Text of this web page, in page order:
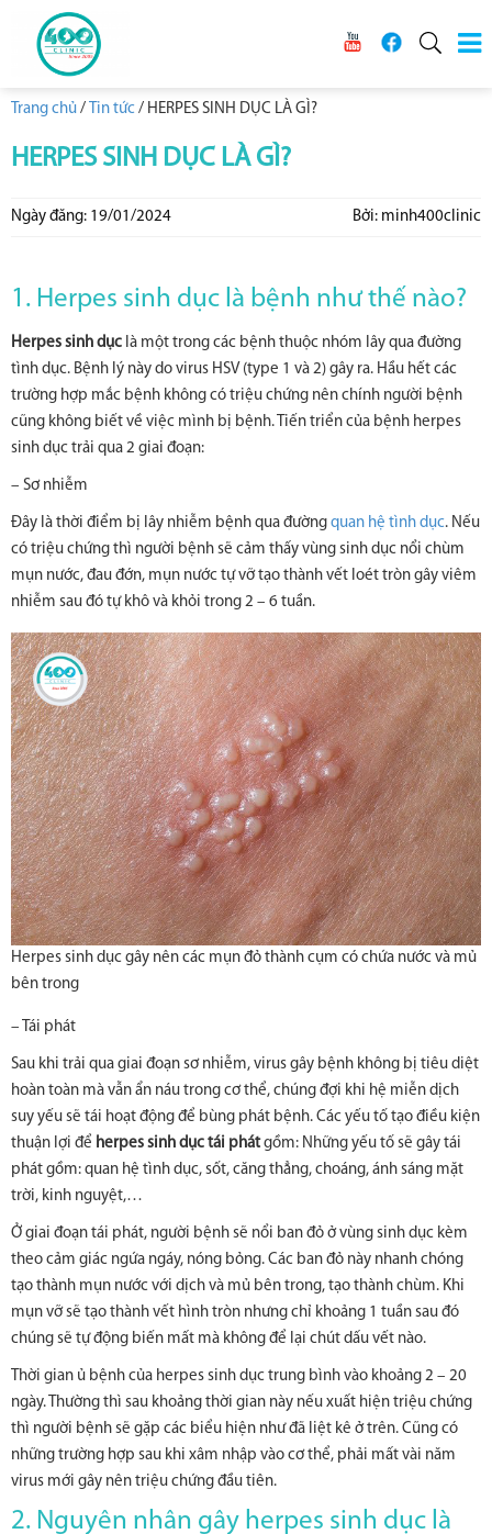
Trang chủ / Tin tức / HERPES SINH DỤC LÀ GÌ?
HERPES SINH DỤC LÀ GÌ?
Ngày đăng: 19/01/2024 Bởi: minh400clinic
1. Herpes sinh dục là bệnh như thế nào?
Herpes sinh dục là một trong các bệnh thuộc nhóm lây qua đường
tình dục. Bệnh lý này do virus HSV (type 1 và 2) gây ra. Hầu hết các
trường hợp mắc bệnh không có triệu chứng nên chính người bệnh
cũng không biết về việc mình bị bệnh. Tiến triển của bệnh herpes
sinh dục trải qua 2 giai đoạn:
– Sơ nhiễm
Đây là thời điểm bị lây nhiễm bệnh qua đường quan hệ tình dục. Nếu
có triệu chứng thì người bệnh sẽ cảm thấy vùng sinh dục nổi chùm
mụn nước, đau đớn, mụn nước tự vỡ tạo thành vết loét tròn gây viêm
nhiễm sau đó tự khô và khỏi trong 2 – 6 tuần.
Herpes sinh dục gây nên các mụn đỏ thành cụm có chứa nước và mủ
bên trong
– Tái phát
Sau khi trải qua giai đoạn sơ nhiễm, virus gây bệnh không bị tiêu diệt
hoàn toàn mà vẫn ẩn náu trong cơ thể, chúng đợi khi hệ miễn dịch
suy yếu sẽ tái hoạt động để bùng phát bệnh. Các yếu tố tạo điều kiện
thuận lợi để herpes sinh dục tái phátgồm: Những yếu tố sẽ gây tái
phát gồm: quan hệ tình dục, sốt, căng thẳng, choáng, ánh sáng mặt
trời, kinh nguyệt,…
Ở giai đoạn tái phát, người bệnh sẽ nổi ban đỏ ở vùng sinh dục kèm
theo cảm giác ngứa ngáy, nóng bỏng. Các ban đỏ này nhanh chóng
tạo thành mụn nước với dịch và mủ bên trong, tạo thành chùm. Khi
mụn vỡ sẽ tạo thành vết hình tròn nhưng chỉ khoảng 1 tuần sau đó
chúng sẽ tự động biến mất mà không để lại chút dấu vết nào.
Thời gian ủ bệnh của herpes sinh dục trung bình vào khoảng 2 – 20
ngày. Thường thì sau khoảng thời gian này nếu xuất hiện triệu chứng
thì người bệnh sẽ gặp các biểu hiện như đã liệt kê ở trên. Cũng có
những trường hợp sau khi xâm nhập vào cơ thể, phải mất vài năm
virus mới gây nên triệu chứng đầu tiên.
2. Nguyên nhân gây herpes sinh dục là